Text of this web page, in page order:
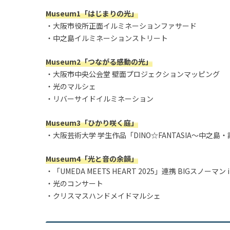
Museum1「はじまりの光」
・大阪市役所正面イルミネーションファサード
・中之島イルミネーションストリート
Museum2「つながる感動の光」
・大阪市中央公会堂 壁面プロジェクションマッピング
・光のマルシェ
・リバーサイドイルミネーション
Museum3「ひかり咲く庭」
・大阪芸術大学 学生作品「DINO☆FANTASIA～中之島・
Museum4「光と音の余韻」
・「UMEDA MEETS HEART 2025」連携 BIGスノーマン
・光のコンサート
・クリスマスハンドメイドマルシェ